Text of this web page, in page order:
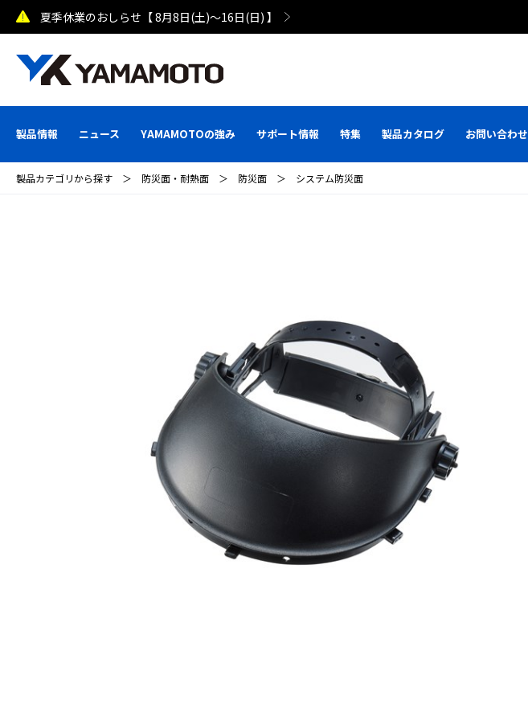
夏季休業のおしらせ【 8月8日(土)～16日(日) 】
製品情報 ニュース YAMAMOTOの強み サポート情報 特集 製品カタログ お問い合わせ
製品カテゴリから探す ＞ 防災面・耐熱面 ＞ 防災面 ＞ システム防災面